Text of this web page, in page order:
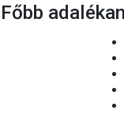
Főbb